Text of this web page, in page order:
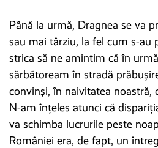
Până la urmă, Dragnea se va
sau mai târziu, la fel cum s-au
strica să ne amintim că în
sărbătoream în stradă
convinși, în naivitatea noastră,
N-am înțeles atunci că
va schimba lucrurile peste
României era, de fapt, un